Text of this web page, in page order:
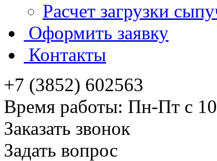
Расчет загрузки
Оформить заявку
Контакты
+7 (3852) 602563
Время работы: Пн-Пт с
Заказать звонок
Задать вопрос